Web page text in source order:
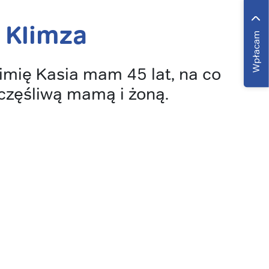
Wpłacam
Kasia mam 45 lat, na co
mamą i żoną.